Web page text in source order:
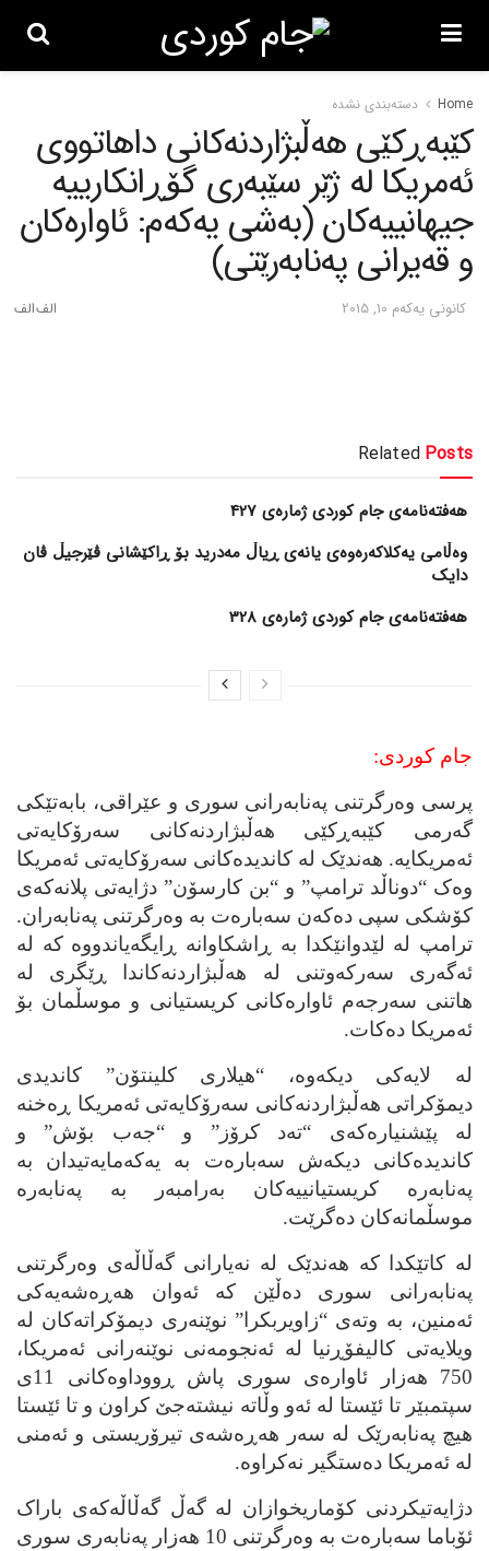
Home دسته‌بندی نشده
کێبه‌ڕکێی هه‌ڵبژاردنه‌کانی داهاتووی
ئه‌مریکا له‌ ژێر سێبه‌ری گۆڕانکارییه‌
جیهانییه‌کان (به‌شی یه‌که‌م: ئاواره‌کان
و قه‌یرانی په‌نابه‌رێتی)
كانونی یه‌كه‌م 10, 2015
Related Posts
هەفتەنامەی جام کوردی ژمارەی 427
وەڵامی یەکلاکەرەوەی یانەی ڕیاڵ مەدرید بۆ ڕاکێشانی ڤێرجیڵ ڤان
دایک
هەفتەنامەی جام کوردی ژمارەی 328
جام کوردی:
پرسی وه‌رگرتنی په‌نابه‌رانی سوری و عێراقی، بابه‌تێکی
گه‌رمی کێبه‌ڕکێی هه‌ڵبژاردنه‌کانی سه‌رۆکایه‌تی
ئه‌مریکایه‌. هه‌ندێک له‌ کاندیده‌کانی سه‌رۆکایه‌تی ئه‌مریکا
وه‌ک “دوناڵد ترامپ” و “بن کارسۆن” دژایه‌تی پلانه‌که‌ی
کۆشکی سپی ده‌که‌ن سه‌باره‌ت به‌ وه‌رگرتنی په‌نابه‌ران.
ترامپ له‌ لێدوانێکدا به‌ ڕاشکاوانه‌ ڕایگه‌یاندووه‌ که‌ له‌
ئه‌گه‌ری سه‌رکه‌وتنی له‌ هه‌ڵبژاردنه‌کاندا ڕێگری له‌
هاتنی سه‌رجه‌م ئاواره‌کانی کریستیانی و موسڵمان بۆ
ئه‌مریکا ده‌کات.
له‌ لایه‌کی دیکه‌وه‌، “هیلاری کلینتۆن” کاندیدی
دیمۆکراتی هه‌ڵبژاردنه‌کانی سه‌رۆکایه‌تی ئه‌مریکا ڕه‌خنه‌
له‌ پێشنیاره‌که‌ی “ته‌د کرۆز” و “جه‌ب بۆش” و
کاندیده‌کانی دیکه‌ش سه‌باره‌ت به‌ یه‌که‌مایه‌تیدان به‌
په‌نابه‌ره‌ کریستیانییه‌کان به‌رامبه‌ر به‌ په‌نابه‌ره‌
موسڵمانه‌کان ده‌گرێت.
له‌ کاتێکدا که‌ هه‌ندێک له‌ نه‌یارانی گه‌ڵاڵه‌ی وه‌رگرتنی
په‌نابه‌رانی سوری ده‌ڵێن که‌ ئه‌وان هه‌ڕه‌شه‌یه‌کی
ئه‌منین، به‌ وته‌ی “زاویربکرا” نوێنه‌ری دیمۆکراته‌کان له‌
ویلایه‌تی کالیفۆڕنیا له‌ ئه‌نجومه‌نی نوێنه‌رانی ئه‌مریکا،
750 هه‌زار ئاواره‌ی سوری پاش ڕووداوه‌کانی 11ی
سپتمبێر تا ئێستا له‌ ئه‌و وڵاته‌ نیشته‌جێ کراون و تا ئێستا
هیچ په‌نابه‌رێک له‌ سه‌ر هه‌ڕه‌شه‌ی تیرۆریستی و ئه‌منی
له‌ ئه‌مریکا ده‌ستگیر نه‌کراوه‌.
دژایه‌تیکردنی کۆماریخوازان له‌ گه‌ڵ گه‌ڵاڵه‌که‌ی باراک
ئۆباما سه‌باره‌ت به‌ وه‌رگرتنی 10 هه‌زار په‌نابه‌ری سوری